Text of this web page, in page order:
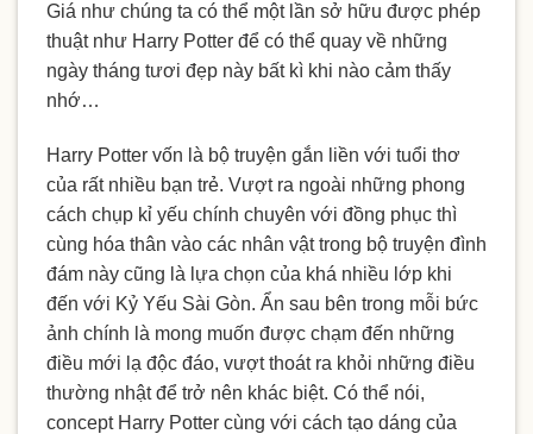
Giá như chúng ta có thể một lần sở hữu được phép
thuật như Harry Potter để có thể quay về những
ngày tháng tươi đẹp này bất kì khi nào cảm thấy
nhớ…
Harry Potter vốn là bộ truyện gắn liền với tuổi thơ
của rất nhiều bạn trẻ. Vượt ra ngoài những phong
cách chụp kỉ yếu chính chuyên với đồng phục thì
cùng hóa thân vào các nhân vật trong bộ truyện đình
đám này cũng là lựa chọn của khá nhiều lớp khi
đến với Kỷ Yếu Sài Gòn. Ẩn sau bên trong mỗi bức
ảnh chính là mong muốn được chạm đến những
điều mới lạ độc đáo, vượt thoát ra khỏi những điều
thường nhật để trở nên khác biệt. Có thể nói,
concept Harry Potter cùng với cách tạo dáng của